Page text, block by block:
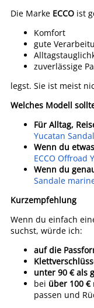
Die Marke ECCO ist
Komfort
gute
zuverlässige
legst. Sie ist meist
Welches Modell
Für Alltag,
Yucatan
Wenn du
ECCO Offroad
Wenn du
Sandale
Kurzempfehlung
Wenn du einfach
suchst, würde ich:
auf die
unter 90 € als
bei über 100 €
passen und